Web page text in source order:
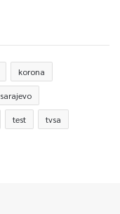
korona
sarajevo
test tvsa